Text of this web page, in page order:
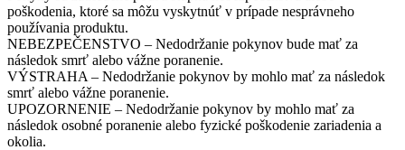
poškodenia, ktoré sa môžu vyskytnúť v prípade nesprávneho
používania produktu.
NEBEZPEČENSTVO – Nedodržanie pokynov bude mať za
následok smrť alebo vážne poranenie.
VÝSTRAHA – Nedodržanie pokynov by mohlo mať za následok
smrť alebo vážne poranenie.
UPOZORNENIE – Nedodržanie pokynov by mohlo mať za
následok osobné poranenie alebo fyzické poškodenie zariadenia a
okolia.